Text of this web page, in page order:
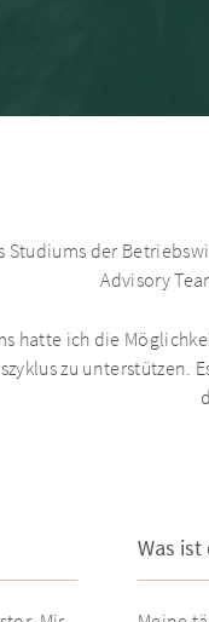
Studiums der
Advisory
hatte ich die
zu
Was ist